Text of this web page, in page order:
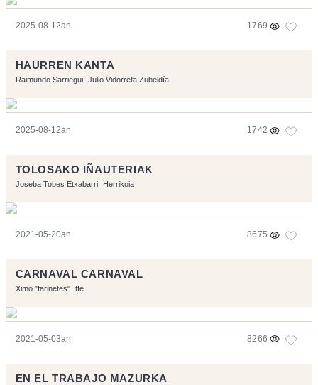
2025-08-12an 1769
HAURREN KANTA
Raimundo Sarriegui Julio Vidorreta Zubeldía
2025-08-12an 1742
TOLOSAKO IÑAUTERIAK
Joseba Tobes Etxabarri Herrikoia
2021-05-20an 8675
CARNAVAL CARNAVAL
Ximo "farinetes" tfe
2021-05-03an 8266
EN EL TRABAJO MAZURKA